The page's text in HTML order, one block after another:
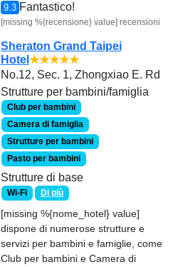
9.3 Fantastico!
[missing %{recensione} value] recensioni
Sheraton Grand Taipei
Hotel ★★★★★
No.12, Sec. 1, Zhongxiao E. Rd
Strutture per bambini/famiglia
Club per bambini
Camera di famiglia
Strutture per bambini
Pasto per bambini
Strutture di base
Wi-Fi Di più
[missing %{nome_hotel} value]
dispone di numerose strutture e
servizi per bambini e famiglie, come
Club per bambini e Camera di